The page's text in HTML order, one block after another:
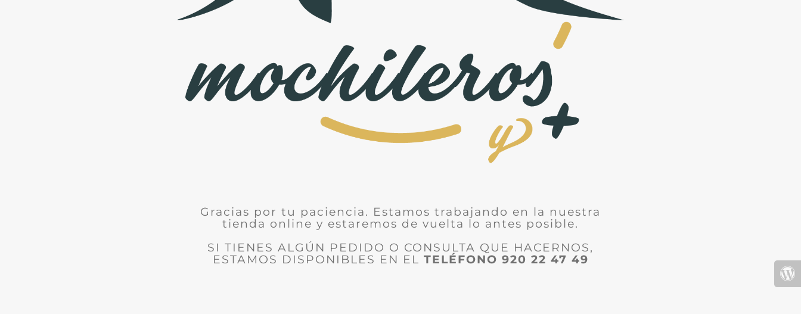
Gracias por tu paciencia. Estamos trabajando en la nuestra
tienda online y estaremos de vuelta lo antes posible.
SI TIENES ALGÚN PEDIDO O CONSULTA QUE HACERNOS,
ESTAMOS DISPONIBLES EN EL TELÉFONO 920 22 47 49